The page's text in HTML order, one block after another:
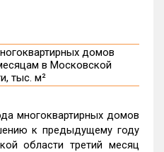
многоквартирных домов
к предыдущему году
области третий месяц